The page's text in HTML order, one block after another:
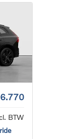
BTW